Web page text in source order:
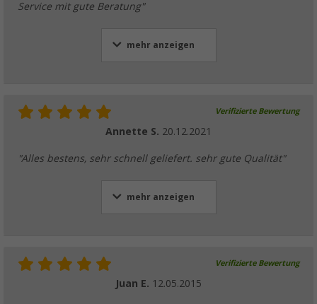
Service mit gute Beratung"
mehr anzeigen
Verifizierte Bewertung
Annette S. 20.12.2021
"Alles bestens, sehr schnell geliefert. sehr gute Qualität"
mehr anzeigen
Verifizierte Bewertung
Juan E. 12.05.2015